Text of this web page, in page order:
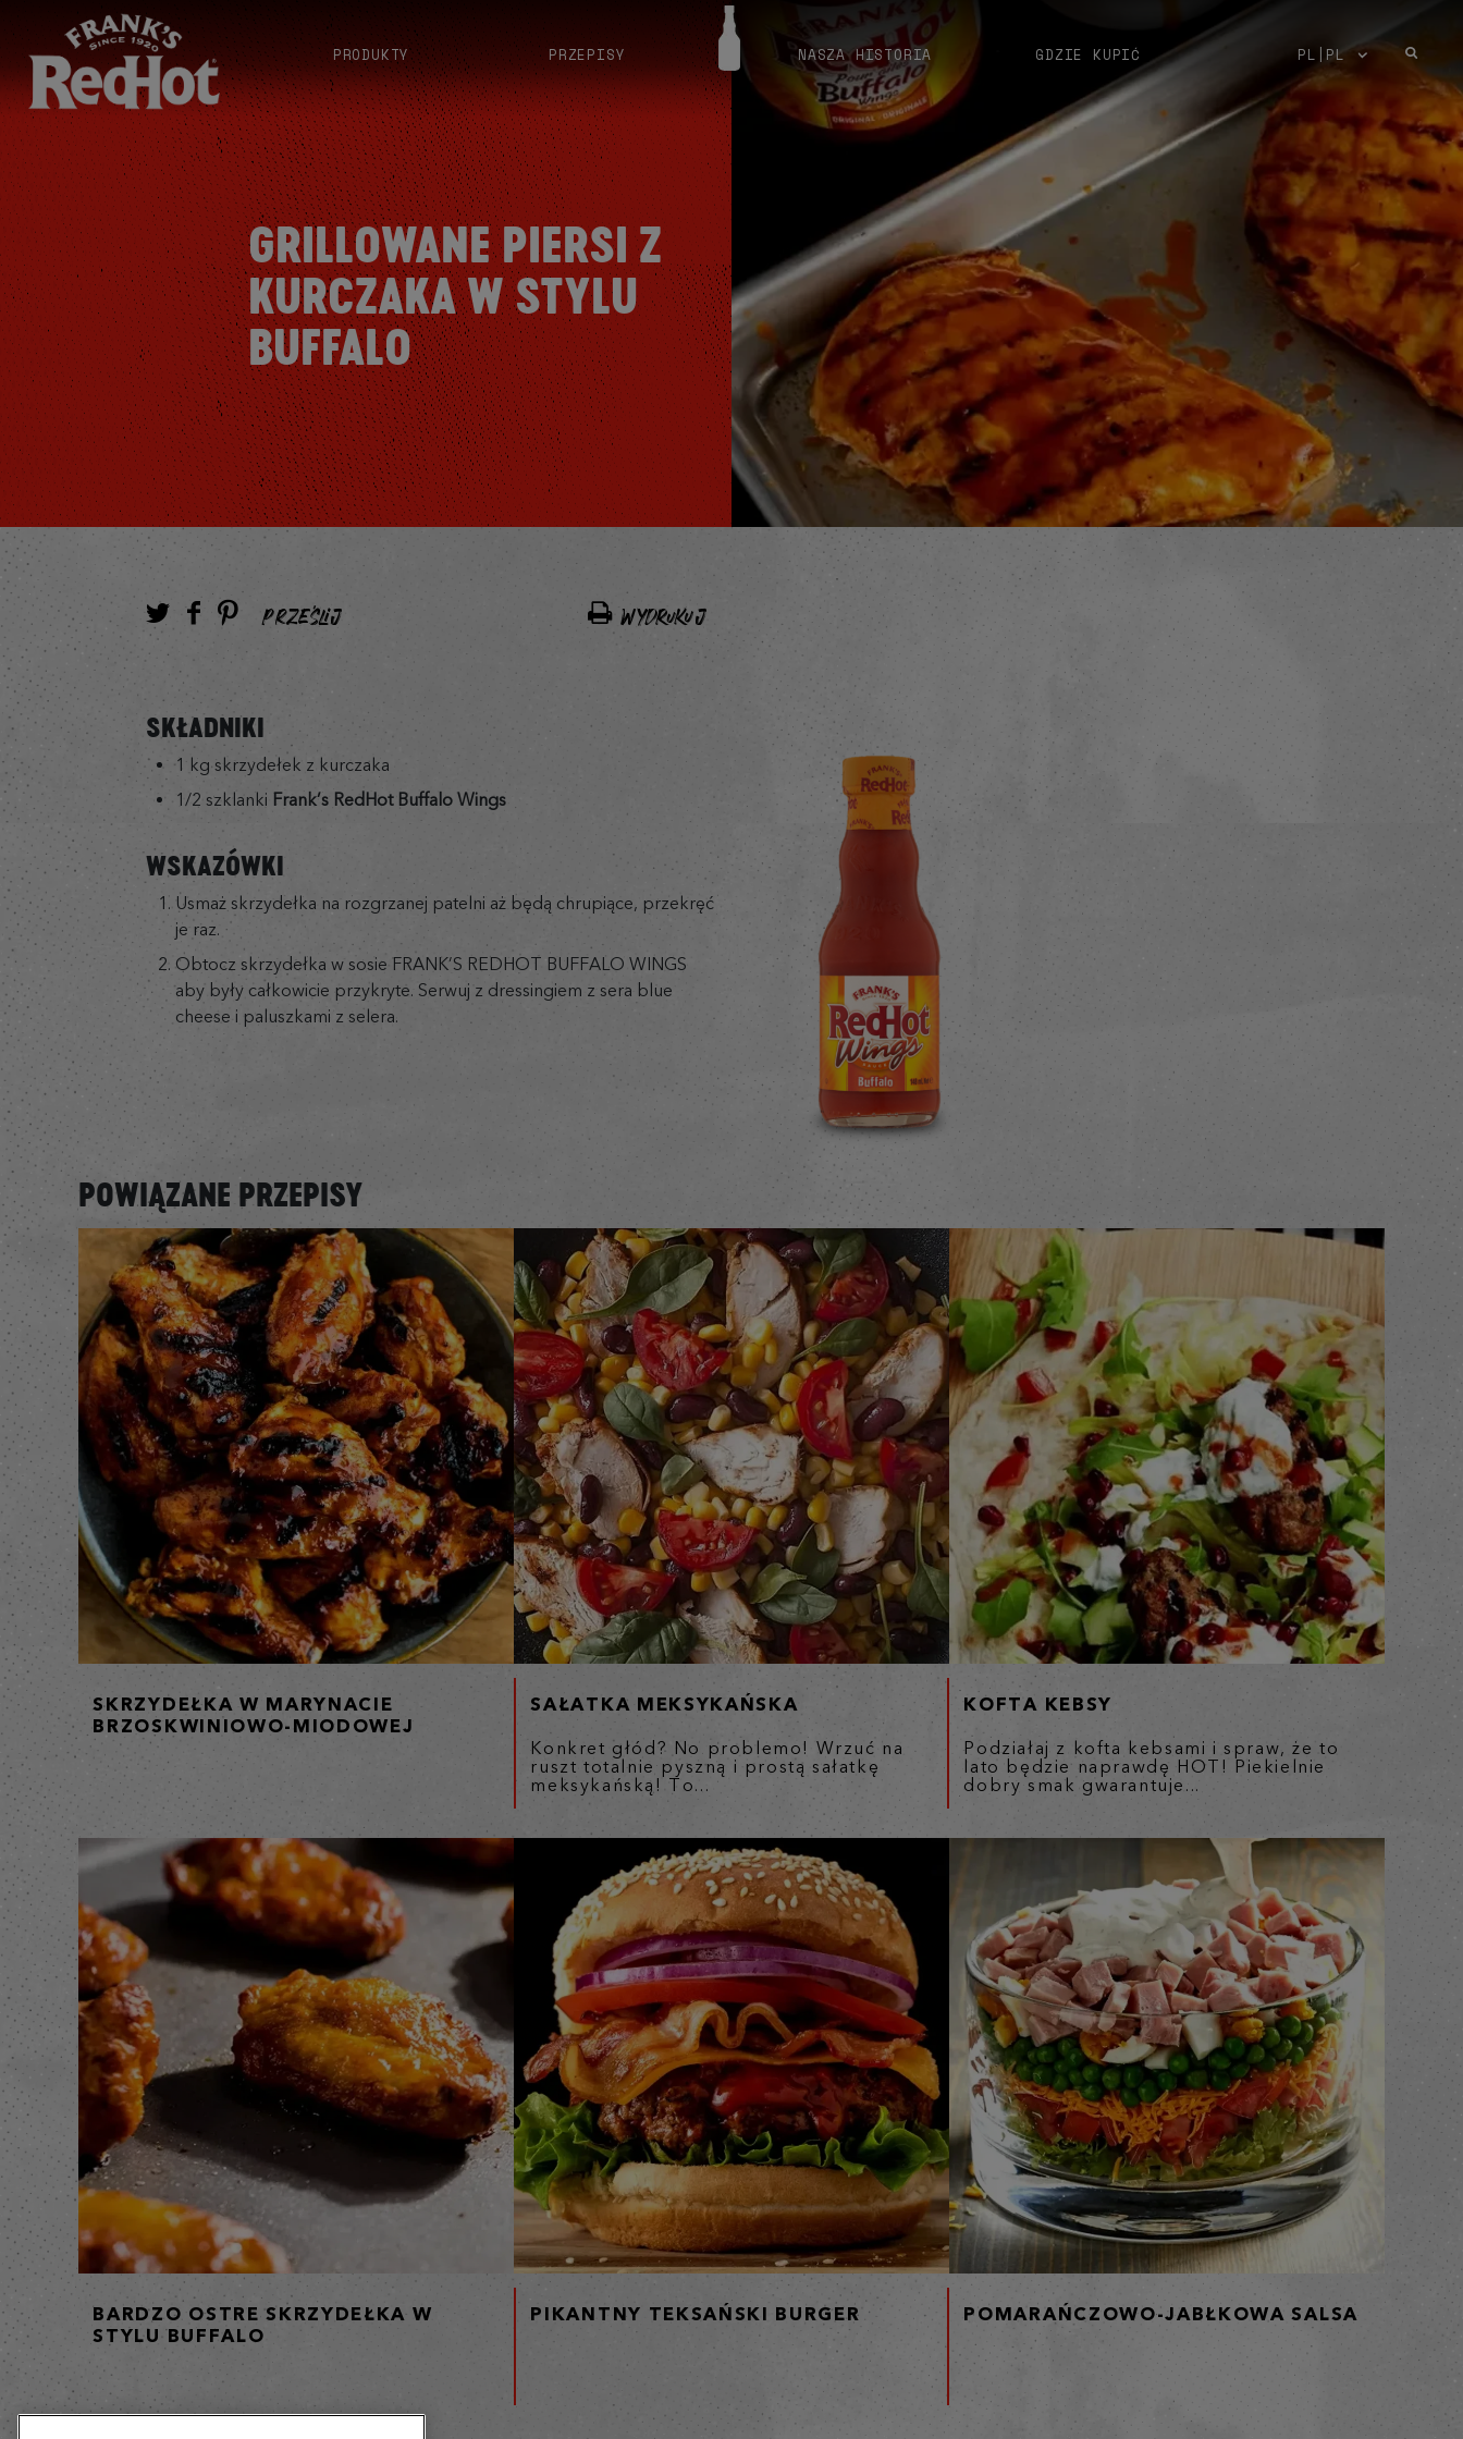
PRODUKTY PRZEPISY NASZA HISTORIA GDZIE KUPIĆ PL|PL
GRILLOWANE PIERSI Z
KURCZAKA W STYLU
BUFFALO
PRZEŚLIJ WYDRUKUJ
SKŁADNIKI
1 kg skrzydełek z kurczaka
1/2 szklanki Frank’s RedHot Buffalo Wings
WSKAZÓWKI
Usmaż skrzydełka na rozgrzanej patelni aż będą chrupiące, przekręć
je raz.
Obtocz skrzydełka w sosie FRANK’S REDHOT BUFFALO WINGS
aby były całkowicie przykryte. Serwuj z dressingiem z sera blue
cheese i paluszkami z selera.
POWIĄZANE PRZEPISY
SKRZYDEŁKA W MARYNACIE
BRZOSKWINIOWO-MIODOWEJ
SAŁATKA MEKSYKAŃSKA
Konkret głód? No problemo! Wrzuć na
ruszt totalnie pyszną i prostą sałatkę
meksykańską! To...
KOFTA KEBSY
Podziałaj z kofta kebsami i spraw, że to
lato będzie naprawdę HOT! Piekielnie
dobry smak gwarantuje...
BARDZO OSTRE SKRZYDEŁKA W
STYLU BUFFALO
PIKANTNY TEKSAŃSKI BURGER POMARAŃCZOWO-JABŁKOWA SALSA